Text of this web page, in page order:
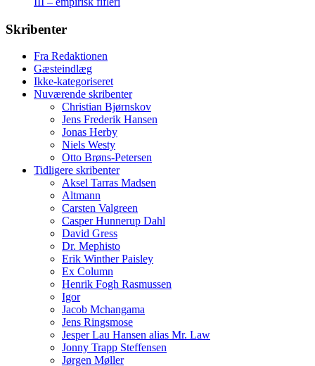
Skribenter
Fra Redaktionen
Gæsteindlæg
Ikke-kategoriseret
Nuværende skribenter
Christian Bjørnskov
Jens Frederik Hansen
Jonas Herby
Niels Westy
Otto Brøns-Petersen
Tidligere skribenter
Aksel Tarras Madsen
Altmann
Carsten Valgreen
Casper Hunnerup Dahl
David Gress
Dr. Mephisto
Erik Winther Paisley
Ex Column
Henrik Fogh Rasmussen
Igor
Jacob Mchangama
Jens Ringsmose
Jesper Lau Hansen alias Mr. Law
Jonny Trapp Steffensen
Jørgen Møller